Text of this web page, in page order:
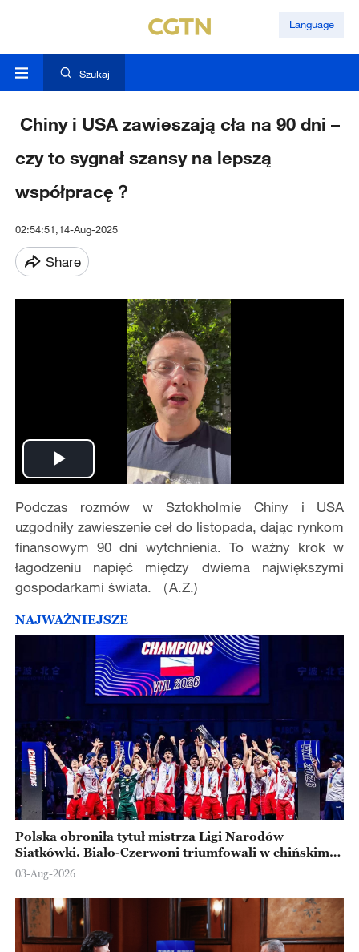
Language
Szukaj
Chiny i USA zawieszają cła na 90 dni –
czy to sygnał szansy na lepszą
współpracę？
02:54:51,14-Aug-2025
Share
Play
Video
Podczas rozmów w Sztokholmie Chiny i USA
uzgodniły zawieszenie ceł do listopada, dając rynkom
finansowym 90 dni wytchnienia. To ważny krok w
łagodzeniu napięć między dwiema największymi
gospodarkami świata. （A.Z.)
NAJWAŻNIEJSZE
Polska obroniła tytuł mistrza Ligi Narodów
Siatkówki. Biało-Czerwoni triumfowali w chińskim
Ningbo
03-Aug-2026